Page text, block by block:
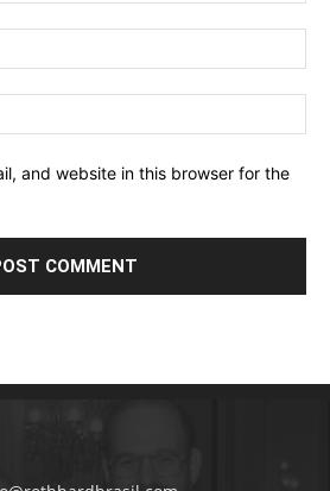
and website in this browser for the